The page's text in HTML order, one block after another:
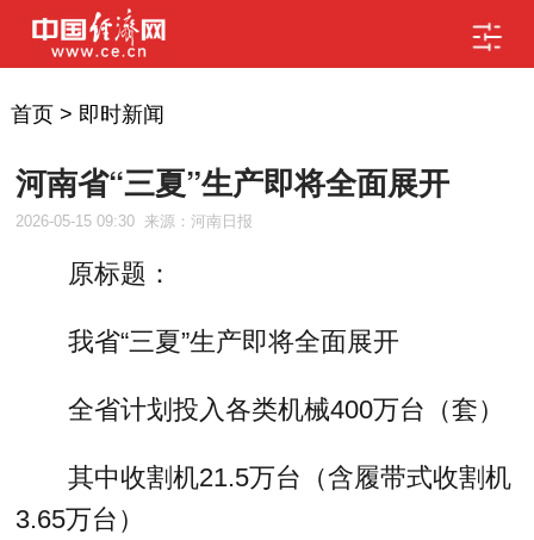
首页> 即时新闻
河南省“三夏”生产即将全面展开
2026-05-15 09:30 来源：河南日报
原标题：
我省“三夏”生产即将全面展开
全省计划投入各类机械400万台（套）
其中收割机21.5万台（含履带式收割机
3.65万台）